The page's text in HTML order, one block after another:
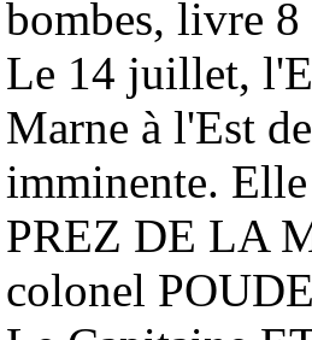
bombes, livre 8
Le 14 juillet,
Marne à l'Est
imminente.
PREZ DE LA
colonel